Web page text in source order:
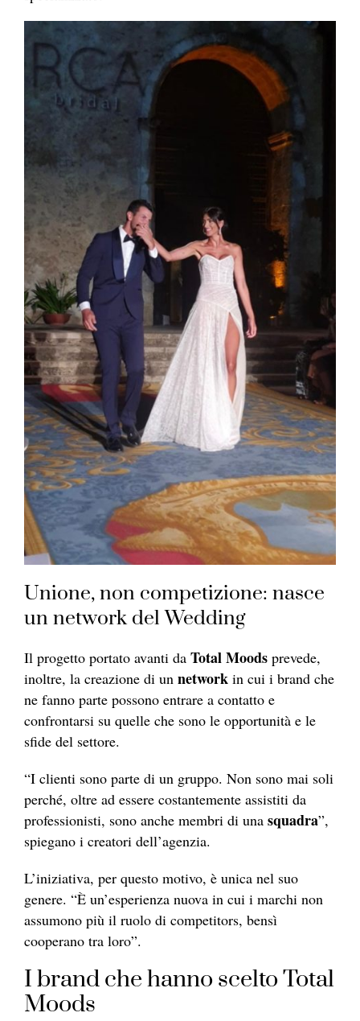
Unione, non competizione: nasce
un network del Wedding
Il progetto portato avanti da Total Moods prevede,
inoltre, la creazione di un network in cui i brand che
ne fanno parte possono entrare a contatto e
confrontarsi su quelle che sono le opportunità e le
sfide del settore.
“I clienti sono parte di un gruppo. Non sono mai soli
perché, oltre ad essere costantemente assistiti da
professionisti, sono anche membri di una squadra”,
spiegano i creatori dell’agenzia.
L’iniziativa, per questo motivo, è unica nel suo
genere. “È un’esperienza nuova in cui i marchi non
assumono più il ruolo di competitors, bensì
cooperano tra loro”.
I brand che hanno scelto Total
Moods